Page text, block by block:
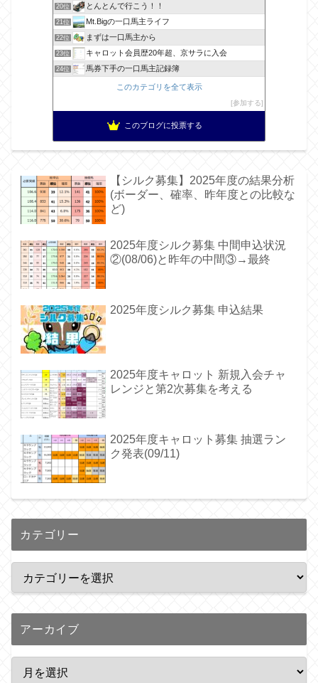
20位 とんとんで行こう！！
21位 Mt.Bigの一口馬主ライフ
22位 まずは一口馬主から
23位 キャロット会員歴20年超、京サラに入会
24位 馬券下手の一口馬主記録簿
このカテゴリを全て表示
参加する
このブログに投票する
【シルク募集】2025年度の結果分析
(ボーダー、確率、昨年度との比較な
ど)
2025年度シルク募集 中間申込状況
②(08/06)と昨年の中間③→最終
2025年度シルク募集 申込結果
2025年度キャロット 新規入会チャ
レンジと第2次募集を考える
2025年度キャロット募集 抽選ラン
ク発表(09/11)
カテゴリー
アーカイブ